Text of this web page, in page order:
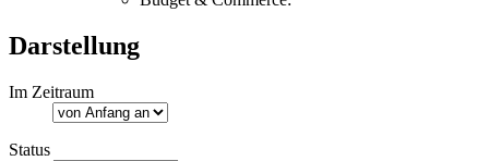
Darstellung
Im Zeitraum
Status